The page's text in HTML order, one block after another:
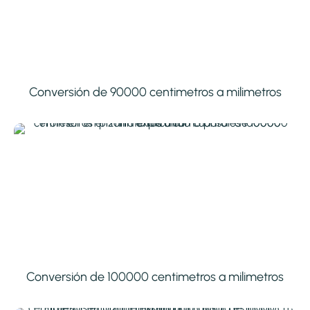
Conversión de 90000 centimetros a milimetros
Conversión de 100000 centimetros a milimetros